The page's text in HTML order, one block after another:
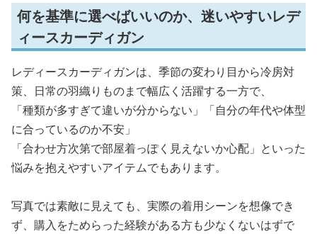
何を基準に選べばいいのか、迷いやすいレデ
ィースカーディガン
レディースカーディガンは、季節の変わり目から冷房対
策、日常の羽織りものまで幅広く活躍する一方で、
「種類が多すぎて違いが分からない」「自分の年代や体型
に合っているのか不安」
「合わせ方次第で部屋着っぽく見えないか心配」といった
悩みを抱えやすいアイテムでもあります。
写真では素敵に見えても、実際の着用シーンを想像でき
ず、購入をためらった経験がある方も少なくないはずで